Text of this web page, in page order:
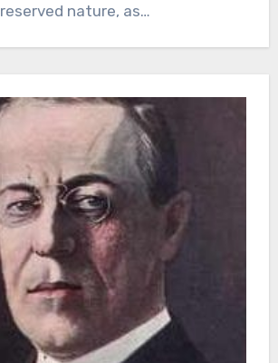
reserved nature, as…